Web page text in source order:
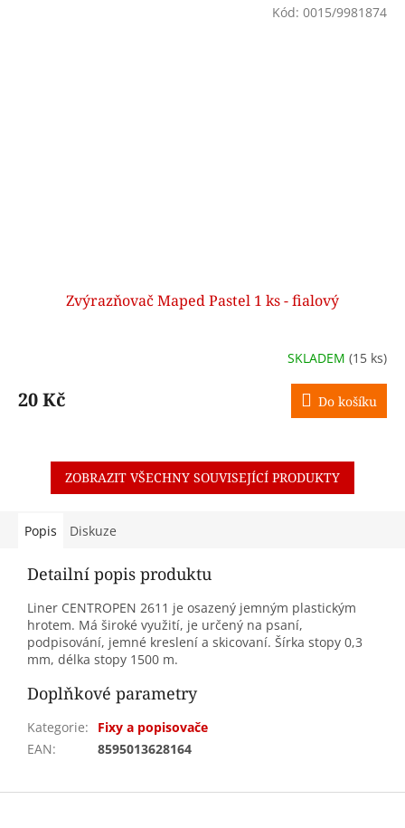
Zvýrazňovač Maped Pastel 1 ks - fialový
SKLADEM (15 ks)
20 Kč Do košíku
Kód: 0015/9981874
ZOBRAZIT VŠECHNY SOUVISEJÍCÍ PRODUKTY
Popis Diskuze
Detailní popis produktu
Liner CENTROPEN 2611 je osazený jemným plastickým
hrotem. Má široké využití, je určený na psaní,
podpisování, jemné kreslení a skicovaní. Šírka stopy 0,3
mm, délka stopy 1500 m.
Doplňkové parametry
Kategorie:
Fixy a popisovače
EAN: 8595013628164
Z